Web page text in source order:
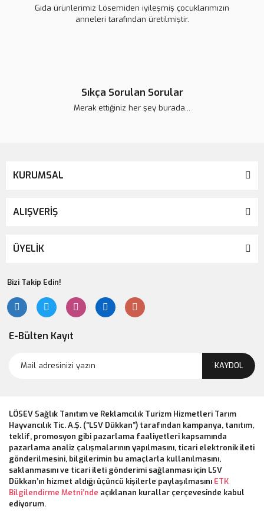
Gıda ürünlerimiz Lösemiden iyileşmiş çocuklarımızın
anneleri tarafından üretilmiştir.
Sıkça Sorulan Sorular
Merak ettiğiniz her şey burada...
KURUMSAL
ALIŞVERİŞ
ÜYELİK
Bizi Takip Edin!
E-Bülten Kayıt
KAYDOL
LÖSEV Sağlık Tanıtım ve Reklamcılık Turizm Hizmetleri Tarım
Hayvancılık Tic. A.Ş. (“LSV Dükkan”) tarafından kampanya, tanıtım,
teklif, promosyon gibi pazarlama faaliyetleri kapsamında
pazarlama analiz çalışmalarının yapılmasını, ticari elektronik ileti
gönderilmesini, bilgilerimin bu amaçlarla kullanılmasını,
saklanmasını ve ticari ileti gönderimi sağlanması için LSV
Dükkan’ın hizmet aldığı üçüncü kişilerle paylaşılmasını ETK
Bilgilendirme Metni’nde açıklanan kurallar çerçevesinde kabul
ediyorum.